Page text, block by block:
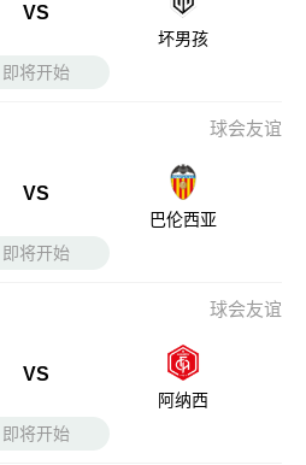
VS
坏男孩
即将开始
球会友谊
VS
巴伦西亚
即将开始
球会友谊
VS
阿纳西
即将开始